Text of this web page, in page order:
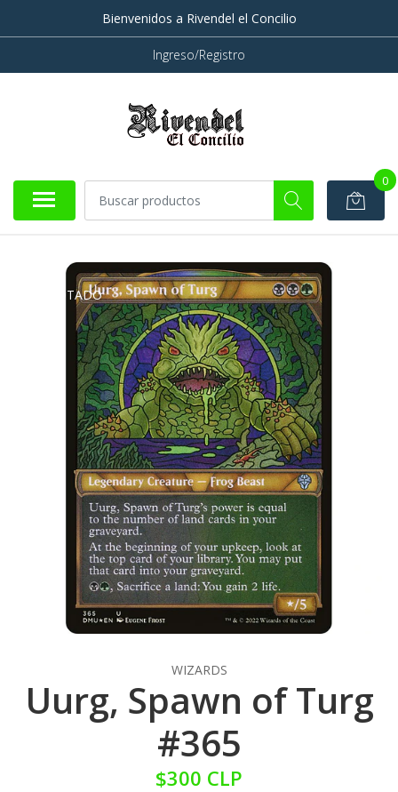
Bienvenidos a Rivendel el Concilio
Ingreso/Registro
0
AGOTADO
WIZARDS
Uurg, Spawn of Turg
#365
$300 CLP